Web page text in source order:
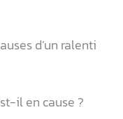
d’un ralenti
il en cause ?